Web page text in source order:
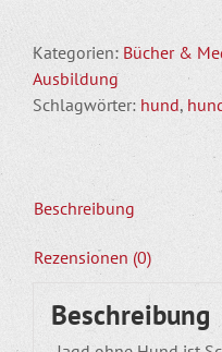
wichtigsten
Rassen
im
Überblick
Kategorien: Bücher &
Ausbildung
Schlagwörter: hund,
Beschreibung
Rezensionen (0)
Beschreibung